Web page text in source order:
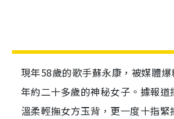
現年58歲的歌手蘇永康，被媒體
年約二十多歲的神秘女子。據報道
溫柔輕撫女方玉背，更一度十指緊